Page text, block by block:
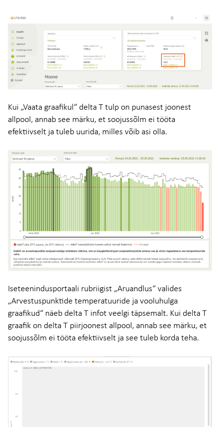
Kui „Vaata graafikul“ delta T tulp on punasest joonest
allpool, annab see märku, et soojussõlm ei tööta
efektiivselt ja tuleb uurida, milles võib asi olla.
Iseteenindusportaali rubriigist „Aruandlus“ valides
„Arvestuspunktide temperatuuride ja vooluhulga
graafikud“ näeb delta T infot veelgi täpsemalt. Kui delta T
graafik on delta T piirjoonest allpool, annab see märku, et
soojussõlm ei tööta efektiivselt ja see tuleb korda teha.